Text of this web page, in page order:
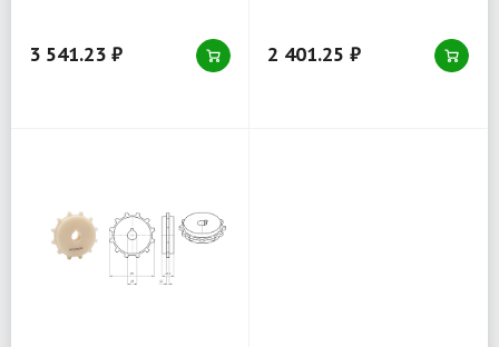
3 541.23 ₽ 2 401.25 ₽